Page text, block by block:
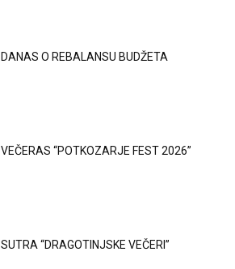
DANAS O REBALANSU BUDŽETA
VEČERAS “POTKOZARJE FEST 2026”
SUTRA “DRAGOTINJSKE VEČERI”